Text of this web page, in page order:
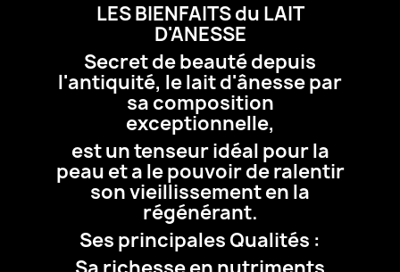
LES BIENFAITS du LAIT
D'ANESSE
Secret de beauté depuis
l'antiquité, le lait d'ânesse par
sa composition
exceptionnelle,
est un tenseur idéal pour la
peau et a le pouvoir de ralentir
son vieillissement en la
régénérant.
Ses principales Qualités :